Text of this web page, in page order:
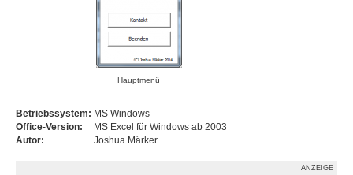
Hauptmenü
Betriebssystem: MS Windows
Office-Version:
MS Excel für Windows ab 2003
Autor:
Joshua Märker
ANZEIGE